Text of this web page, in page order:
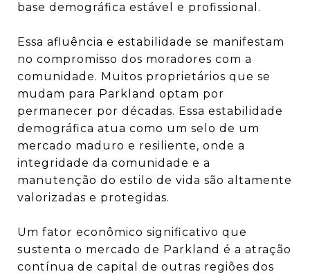
base demográfica estável e profissional.
Essa afluência e estabilidade se manifestam
no compromisso dos moradores com a
comunidade. Muitos proprietários que se
mudam para Parkland optam por
permanecer por décadas. Essa estabilidade
demográfica atua como um selo de um
mercado maduro e resiliente, onde a
integridade da comunidade e a
manutenção do estilo de vida são altamente
valorizadas e protegidas.
Um fator econômico significativo que
sustenta o mercado de Parkland é a atração
contínua de capital de outras regiões dos